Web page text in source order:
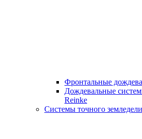
Фронтальные
Дождевальные
Reinke
Системы точного